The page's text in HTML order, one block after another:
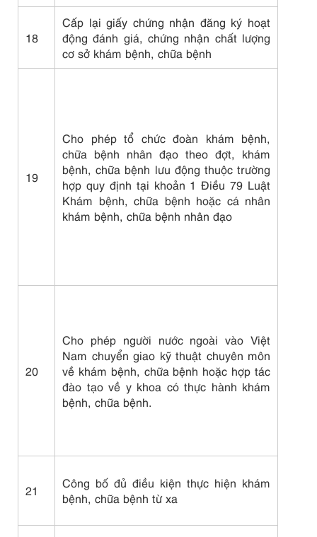
18
Cấp lại giấy chứng nhận đăng ký hoạt
động đánh giá, chứng nhận chất lượng
cơ sở khám bệnh, chữa bệnh
19
Cho phép tổ chức đoàn khám bệnh,
chữa bệnh nhân đạo theo đợt, khám
bệnh, chữa bệnh lưu động thuộc trường
hợp quy định tại khoản 1 Điều 79 Luật
Khám bệnh, chữa bệnh hoặc cá nhân
khám bệnh, chữa bệnh nhân đạo
20
Cho phép người nước ngoài vào Việt
Nam chuyển giao kỹ thuật chuyên môn
về khám bệnh, chữa bệnh hoặc hợp tác
đào tạo về y khoa có thực hành khám
bệnh, chữa bệnh.
21
Công bố đủ điều kiện thực hiện khám
bệnh, chữa bệnh từ xa